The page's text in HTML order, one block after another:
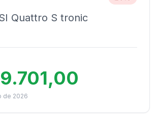
Quattro S tronic
de 2026